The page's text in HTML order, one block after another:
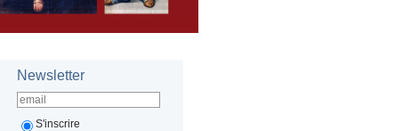
Newsletter
S'inscrire